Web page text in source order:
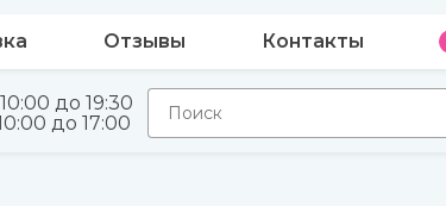
Отзывы Контакты
до 19:30
до 17:00